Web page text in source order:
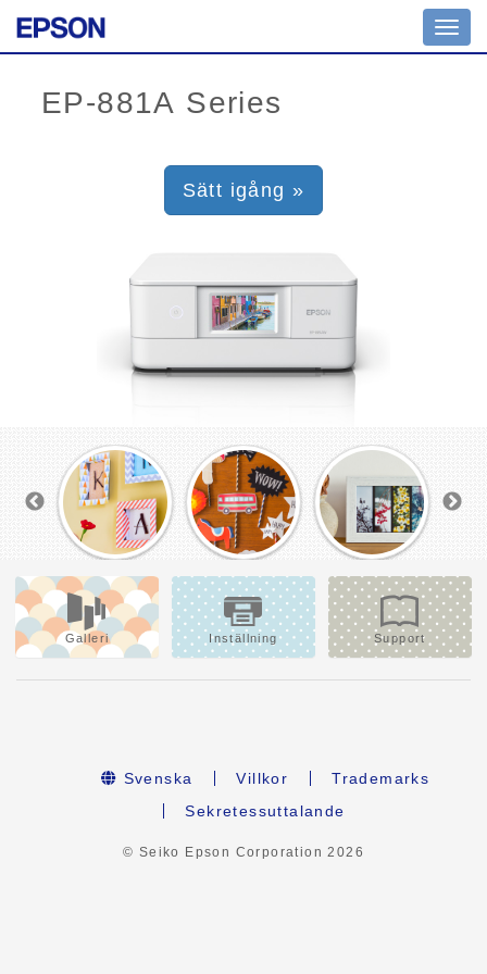
Sätt igång »
Galleri Inställning Support
Svenska Villkor
Trademarks
Sekretessuttalande
© Seiko Epson Corporation2026